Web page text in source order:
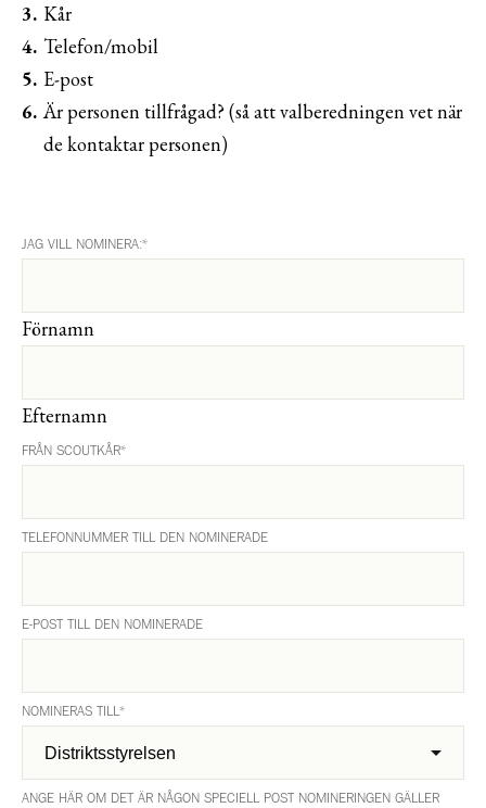
Kår
Telefon/mobil
E-post
Är personen tillfrågad? (så att valberedningen vet när
de kontaktar personen)
JAG VILL NOMINERA:*
Förnamn
Efternamn
FRÅN SCOUTKÅR*
TELEFONNUMMER TILL DEN NOMINERADE
E-POST TILL DEN NOMINERADE
NOMINERAS TILL*
ANGE HÄR OM DET ÄR NÅGON SPECIELL POST NOMINERINGEN GÄLLER